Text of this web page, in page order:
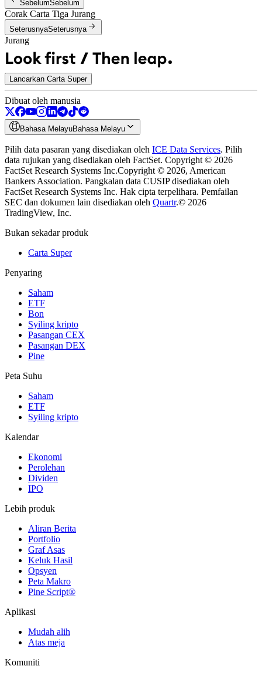
SebelumSebelum
Corak Carta Tiga Jurang
SeterusnyaSeterusnya
Jurang
Lancarkan Carta Super
Dibuat oleh manusia
Bahasa MelayuBahasa Melayu
Pilih data pasaran yang disediakan oleh ICE Data Services. Pilih
data rujukan yang disediakan oleh FactSet. Copyright © 2026
FactSet Research Systems Inc.Copyright © 2026, American
Bankers Association. Pangkalan data CUSIP disediakan oleh
FactSet Research Systems Inc. Hak cipta terpelihara. Pemfailan
SEC dan dokumen lain disediakan oleh Quartr.© 2026
TradingView, Inc.
Bukan sekadar produk
Carta Super
Penyaring
Saham
ETF
Bon
Syiling kripto
Pasangan CEX
Pasangan DEX
Pine
Peta Suhu
Saham
ETF
Syiling kripto
Kalendar
Ekonomi
Perolehan
Dividen
IPO
Lebih produk
Aliran Berita
Portfolio
Graf Asas
Keluk Hasil
Opsyen
Peta Makro
Pine Script®
Aplikasi
Mudah alih
Atas meja
Komuniti